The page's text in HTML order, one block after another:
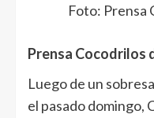
Foto: Prensa
Prensa Cocodrilos
Luego de un
el pasado domingo,